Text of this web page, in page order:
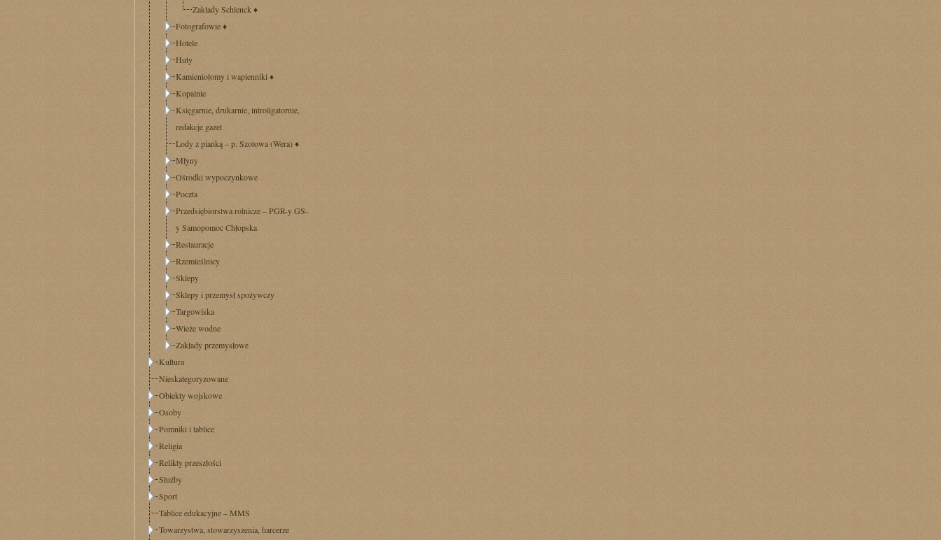
Zakłady Schlenck ♦
Fotografowie♦
Hotele
Huty
Kamieniołomy i wapienniki ♦
Kopalnie
Księgarnie, drukarnie, introligatornie,
redakcje gazet
Lody z pianką – p. Szotowa (Wera)♦
Młyny
Ośrodki wypoczynkowe
Poczta
Przedsiębiorstwa rolnicze – PGR-y GS-
y Samopomoc Chłopska
Restauracje
Rzemieślnicy
Sklepy
Sklepy i przemysł spożywczy
Targowiska
Wieże wodne
Zakłady przemysłowe
Kultura
Nieskategoryzowane
Obiekty wojskowe
Osoby
Pomniki i tablice
Religia
Relikty przeszłości
Służby
Sport
Tablice edukacyjne – MMS
Towarzystwa, stowarzyszenia, harcerze